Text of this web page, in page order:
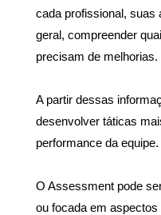
cada profissional, suas
geral, compreender
precisam de melhorias.
A partir dessas
desenvolver táticas
performance da equipe.
O Assessment pode
ou focada em